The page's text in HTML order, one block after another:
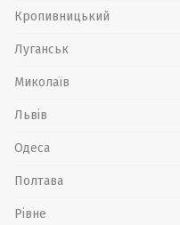
Кропивницький
Луганськ
Миколаїв
Львів
Одеса
Полтава
Рівне